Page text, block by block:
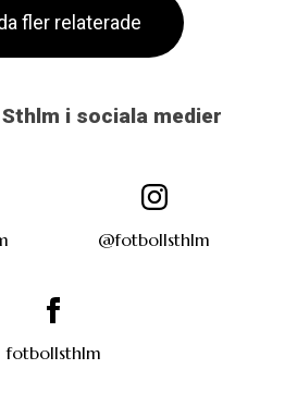
fler relaterade
i sociala medier
@fotbollsthlm
fotbollsthlm